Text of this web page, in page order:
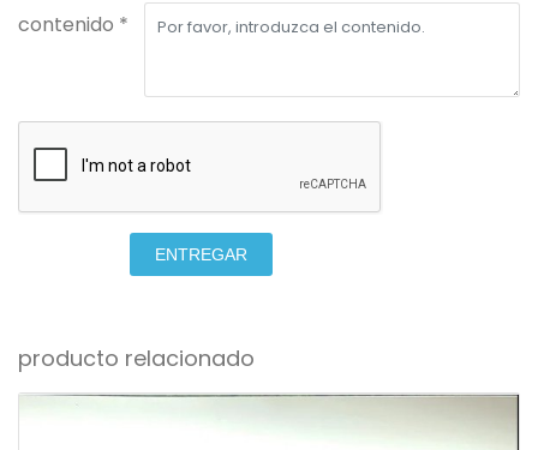
contenido *
ENTREGAR
producto relacionado